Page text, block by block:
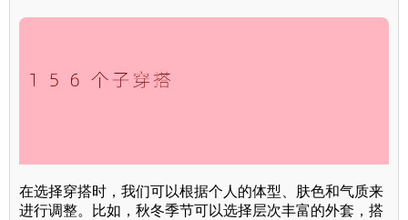
在选择穿搭时，我们可以根据个人的体型、肤色和气质来
进行调整。比如，秋冬季节可以选择层次丰富的外套，搭